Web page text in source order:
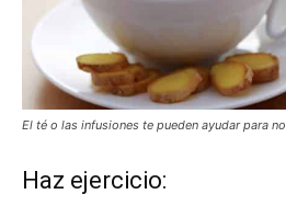
El té o las infusiones te pueden ayudar para
Haz ejercicio: